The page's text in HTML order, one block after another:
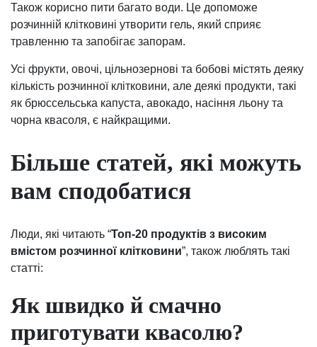
Також корисно пити багато води. Це допоможе
розчинній клітковині утворити гель, який сприяє
травленню та запобігає запорам.
Усі фрукти, овочі, цільнозернові та бобові містять деяку
кількість розчинної клітковини, але деякі продукти, такі
як брюссельська капуста, авокадо, насіння льону та
чорна квасоля, є найкращими.
Більше статей, які можуть
вам сподобатися
Люди, які читають “Топ-20 продуктів з високим
вмістом розчинної клітковини”, також люблять такі
статті:
Як швидко й смачно
приготувати квасолю?